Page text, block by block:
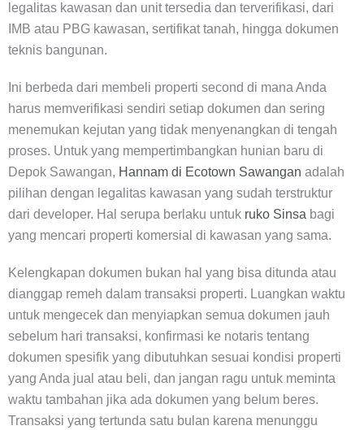
legalitas kawasan dan unit tersedia dan terverifikasi, dari
IMB atau PBG kawasan, sertifikat tanah, hingga dokumen
teknis bangunan.
Ini berbeda dari membeli properti second di mana Anda
harus memverifikasi sendiri setiap dokumen dan sering
menemukan kejutan yang tidak menyenangkan di tengah
proses. Untuk yang mempertimbangkan hunian baru di
Depok Sawangan, Hannam di Ecotown Sawangan adalah
pilihan dengan legalitas kawasan yang sudah terstruktur
dari developer. Hal serupa berlaku untuk ruko Sinsa bagi
yang mencari properti komersial di kawasan yang sama.
Kelengkapan dokumen bukan hal yang bisa ditunda atau
dianggap remeh dalam transaksi properti. Luangkan waktu
untuk mengecek dan menyiapkan semua dokumen jauh
sebelum hari transaksi, konfirmasi ke notaris tentang
dokumen spesifik yang dibutuhkan sesuai kondisi properti
yang Anda jual atau beli, dan jangan ragu untuk meminta
waktu tambahan jika ada dokumen yang belum beres.
Transaksi yang tertunda satu bulan karena menunggu